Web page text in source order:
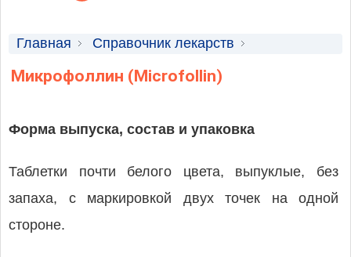
Главная
Справочник лекарств
Лекарственные средства
Микрофоллин (Microfollin)
Форма выпуска, состав и упаковка
Таблетки почти белого цвета, выпуклые, без
запаха, с маркировкой двух точек на одной
стороне.